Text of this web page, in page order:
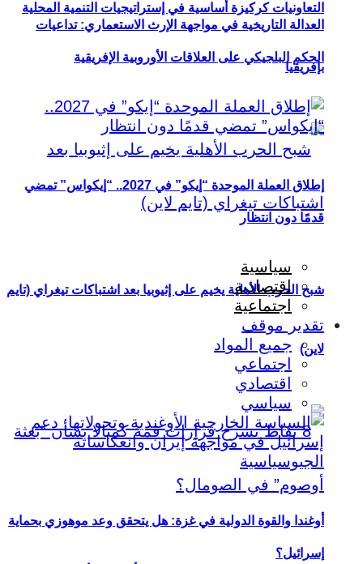
التعاونيات كركيزة أساسية في إستراتيجيات التنمية المحلية
بإفريقيا
شبح الحرب الأهلية يخيم على إثيوبيا بعد اشتباكات تيغراي (تايم
لاين)
العدالة التاريخية في مواجهة الإرث الاستعماري: تداعيات
الحكم البلجيكي على العلاقات الأوروبية الإفريقية
إطلاق العملة الموحدة “إيكو” في 2027.. “إيكواس” تمضي
قدمًا دون انتظار
سياسية
اقتصادية
اجتماعية
تقدير موقف
جميع المواد
اجتماعي
اقتصادي
سياسي
أوغندا والقوة الدولية في غزة: هل يتحقق وعد موهوزي بحماية
إسرائيل؟